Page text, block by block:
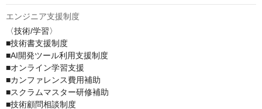
エンジニア支援制度
〈技術/学習〉
■技術書支援制度
■AI開発ツール利用支援制度
■オンライン学習支援
■カンファレンス費用補助
■スクラムマスター研修補助
■技術顧問相談制度